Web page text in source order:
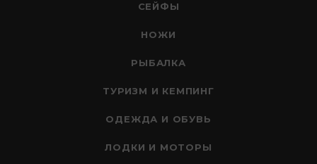
СЕЙФЫ
НОЖИ
РЫБАЛКА
ТУРИЗМ И КЕМПИНГ
ОДЕЖДА И ОБУВЬ
ЛОДКИ И МОТОРЫ